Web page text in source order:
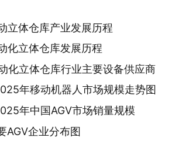
立体仓库产业发展历程
化立体仓库发展历程
化立体仓库行业主要设备供应商
年移动机器人市场规模走势图
年中国AGV市场销量规模
AGV企业分布图